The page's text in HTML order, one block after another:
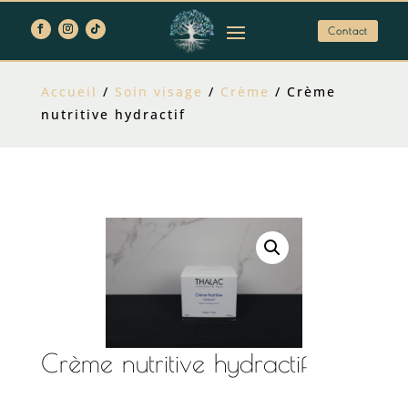
Contact
Accueil / Soin visage / Crème / Crème
nutritive hydractif
Crème nutritive hydractif